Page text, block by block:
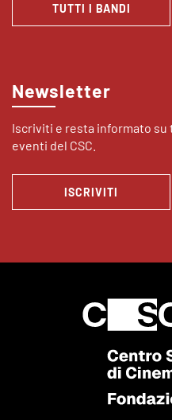
TUTTI I BANDI
Newsletter
Iscriviti e resta informato
eventi del CSC.
ISCRIVITI